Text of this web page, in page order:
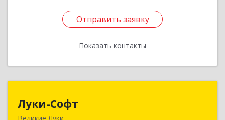
Отправить заявку
Показать контакты
Отправить заявку
Назад
Луки-Софт
Великие Луки